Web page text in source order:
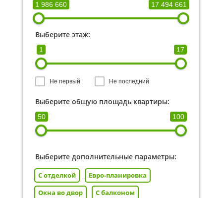
1 986 660 17 494 661
Выберите этаж:
1 17
Не первый Не последний
Выберите общую площадь квартиры:
50 100
Выберите дополнительные параметры:
С отделкой
Евро-планировка
Окна во двор
С балконом